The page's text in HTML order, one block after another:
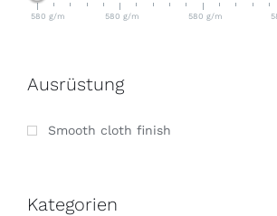
580 g/m 580 g/m 580 g/m
Ausrüstung
Smooth cloth finish
Kategorien